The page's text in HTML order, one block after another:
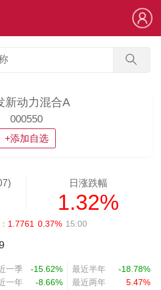
新动力混合A
000550
+添加自选
日涨跌幅
1.32%
1.7761 0.37% 15:00
一季 -15.62% 最近半年
-18.78%
一年 -8.66% 最近两年
5.47%